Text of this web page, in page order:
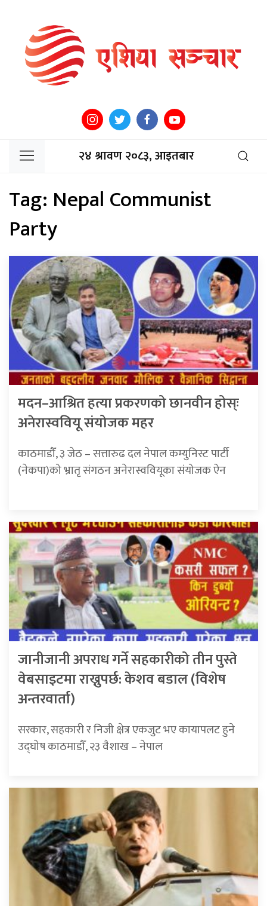
२४ श्रावण २०८३, आइतबार
Tag: Nepal Communist
Party
मदन–आश्रित हत्या प्रकरणको छानवीन होस्ः
अनेरास्ववियू संयोजक महर
काठमाडौँ, ३ जेठ – सत्तारुढ दल नेपाल कम्युनिस्ट पार्टी
(नेकपा)को भ्रातृ संगठन अनेरास्ववियूका संयोजक ऐन
जानीजानी अपराध गर्ने सहकारीको तीन पुस्ते
वेबसाइटमा राख्नुपर्छ: केशव बडाल (विशेष
अन्तरवार्ता)
सरकार, सहकारी र निजी क्षेत्र एकजुट भए कायापलट हुने
उद्‍घाेष काठमाडौँ, २३ वैशाख – नेपाल